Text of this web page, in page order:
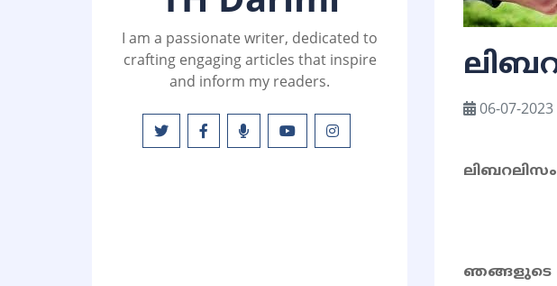
I am a passionate writer, dedicated to
crafting engaging articles that inspire
and inform my readers.
06-07-2023
ഞങ്ങളുടെ